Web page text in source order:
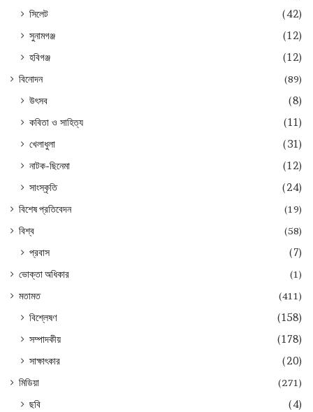
সিলেট
(42)
সুনামগঞ্জ
(12)
হবিগঞ্জ
(12)
বিনোদন (89)
উৎসব
(8)
কবিতা ও সাহিত্য
(11)
খেলাধুলা
(31)
নাটক-ছিনেমা
(12)
সাংস্কৃতি
(24)
বিশেষ প্রতিবেদন
(19)
বিশ্ব
(58)
প্রবাস (7)
ভোক্তা অধিকার
(1)
মতামত
(411)
বিশ্লেষণ
(158)
সম্পাদকীয়
(178)
সাক্ষাৎকার
(20)
মিডিয়া (271)
ছবি
(4)